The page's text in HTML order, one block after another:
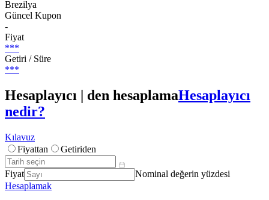
Brezilya
Güncel Kupon
-
Fiyat
***
Getiri / Süre
***
Hesaplayıcı | den hesaplamaHesaplayıcı
nedir?
Kılavuz
Fiyattan
Getiriden
Fiyat
Nominal değerin yüzdesi
Hesaplamak